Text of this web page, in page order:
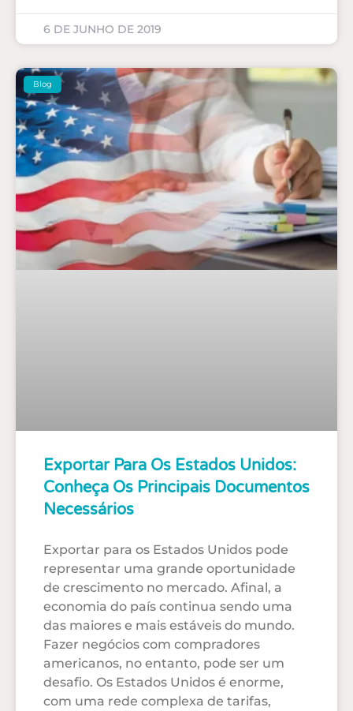
6 DE JUNHO DE 2019
Blog
Exportar Para Os Estados Unidos:
Conheça Os Principais Documentos
Necessários
Exportar para os Estados Unidos pode
representar uma grande oportunidade
de crescimento no mercado. Afinal, a
economia do país continua sendo uma
das maiores e mais estáveis do mundo.
Fazer negócios com compradores
americanos, no entanto, pode ser um
desafio. Os Estados Unidos é enorme,
com uma rede complexa de tarifas,